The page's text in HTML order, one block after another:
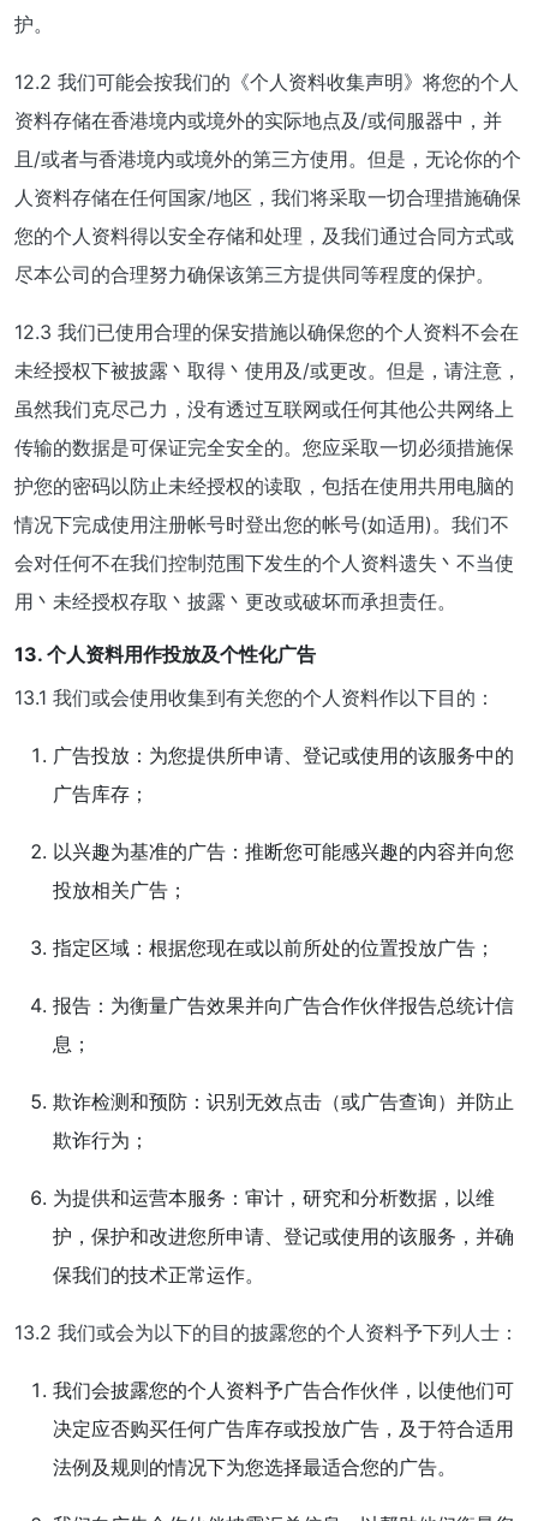
护。
12.2 我们可能会按我们的《个人资料收集声明》将您的个人
资料存储在香港境内或境外的实际地点及/或伺服器中，并
且/或者与香港境内或境外的第三方使用。但是，无论你的个
人资料存储在任何国家/地区，我们将采取一切合理措施确保
您的个人资料得以安全存储和处理，及我们通过合同方式或
尽本公司的合理努力确保该第三方提供同等程度的保护。
12.3 我们已使用合理的保安措施以确保您的个人资料不会在
未经授权下被披露丶取得丶使用及/或更改。但是，请注意，
虽然我们克尽己力，没有透过互联网或任何其他公共网络上
传输的数据是可保证完全安全的。您应采取一切必须措施保
护您的密码以防止未经授权的读取，包括在使用共用电脑的
情况下完成使用注册帐号时登出您的帐号(如适用)。我们不
会对任何不在我们控制范围下发生的个人资料遗失丶不当使
用丶未经授权存取丶披露丶更改或破坏而承担责任。
13. 个人资料用作投放及个性化广告
13.1 我们或会使用收集到有关您的个人资料作以下目的：
广告投放：为您提供所申请、登记或使用的该服务中的
广告库存；
以兴趣为基准的广告：推断您可能感兴趣的内容并向您
投放相关广告；
指定区域：根据您现在或以前所处的位置投放广告；
报告：为衡量广告效果并向广告合作伙伴报告总统计信
息；
欺诈检测和预防：识别无效点击（或广告查询）并防止
欺诈行为；
为提供和运营本服务：审计，研究和分析数据，以维
护，保护和改进您所申请、登记或使用的该服务，并确
保我们的技术正常运作。
13.2 我们或会为以下的目的披露您的个人资料予下列人士：
我们会披露您的个人资料予广告合作伙伴，以使他们可
决定应否购买任何广告库存或投放广告，及于符合适用
法例及规则的情况下为您选择最适合您的广告。